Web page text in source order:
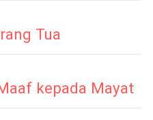
Tua
kepada Mayat